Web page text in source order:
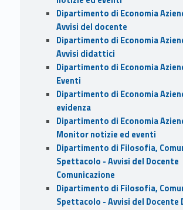
Dipartimento di Economia
Avvisi del docente
Dipartimento di Economia
Avvisi didattici
Dipartimento di Economia
Eventi
Dipartimento di Economia
evidenza
Dipartimento di Economia
Monitor notizie ed eventi
Dipartimento di Filosofia,
Spettacolo - Avvisi del Docente
Comunicazione
Dipartimento di Filosofia,
Spettacolo - Avvisi del Docente